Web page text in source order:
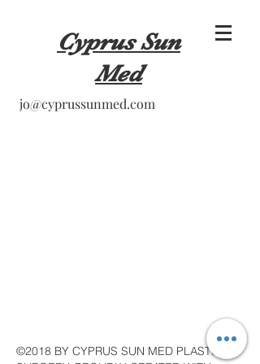
Cyprus Sun
Med
jo@cyprussunmed.com
©2018 BY CYPRUS SUN MED PLASTIC